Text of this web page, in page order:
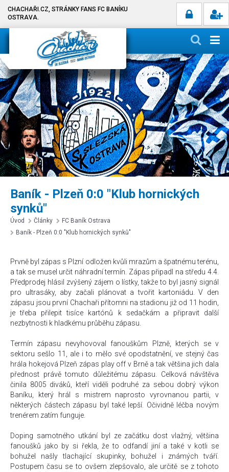
CHACHAŘI.CZ, STRÁNKY FANS FC BANÍKU
OSTRAVA.
Baník - Plzeň 0:0 "Klub hornických
synků"
Úvod Články
FC Baník Ostrava
Baník - Plzeň 0:0 "Klub hornických synků"
Prvně byl zápas s Plzní odložen kvůli mrazům a špatnému terénu,
a tak se musel určit náhradní termín. Zápas připadl na středu 4.4.
Předprodej hlásil zvýšený zájem o lístky, takže to byl jasný signál
pro ultrasáky, aby začali plánovat a tvořit kartoniádu. V den
zápasu jsou první Chachaři přítomni na stadionu již od 11 hodin,
je třeba přilepit tisíce kartónů k sedačkám a připravit další
nezbytnosti k hladkému průběhu zápasu.
Termín zápasu nevyhovoval fanouškům Plzně, kterých se v
sektoru sešlo 11, ale i to mělo své opodstatnění, ve stejný čas
hrála hokejová Plzeň zápas play off v Brně a tak většina jich dala
přednost právě tomuto důležitému zápasu. Celková návštěva
činila 8005 diváků, kteří viděli podruhé za sebou dobrý výkon
Baníku, který hrál s mistrem naprosto vyrovnanou partii, v
některých částech zápasu byl také lepší. Očividně léčba novým
trenérem zatím funguje.
Doping samotného utkání byl ze začátku dost vlažný, většina
fanoušků jako by si řekla, že to odfandí jiní a také v kotli se
bohužel našly tlachající skupinky, bohužel i známých tváří.
Postupem času se to ovšem zlepšovalo, ale určitě se z tohoto